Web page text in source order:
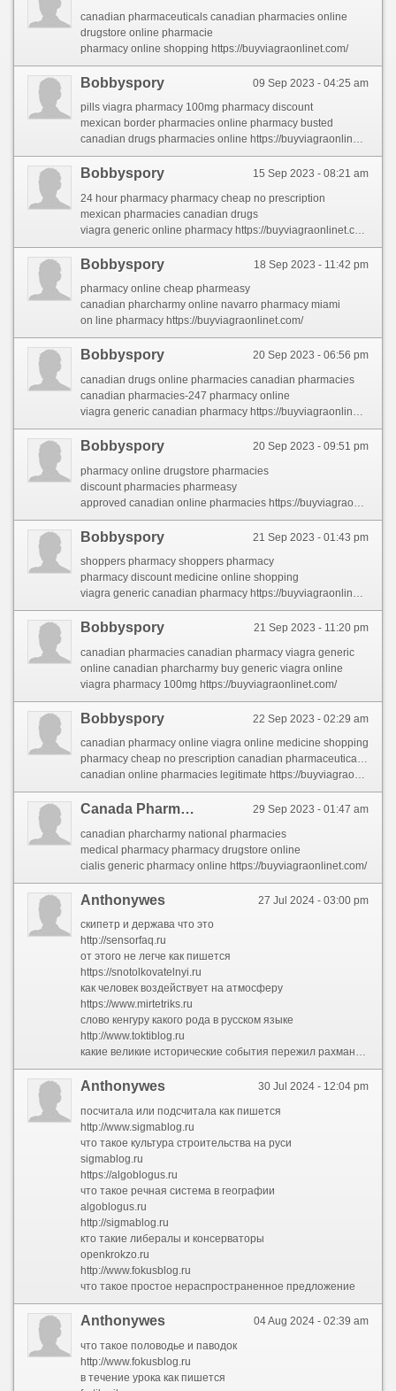
canadian pharmaceuticals canadian pharmacies online
drugstore online pharmacie
pharmacy online shopping https://buyviagraonlinet.com/
09 Sep 2023 - 04:25 am
Bobbyspory
pills viagra pharmacy 100mg pharmacy discount
mexican border pharmacies online pharmacy busted
canadian drugs pharmacies online https://buyviagraonlinet.com/
15 Sep 2023 - 08:21 am
Bobbyspory
24 hour pharmacy pharmacy cheap no prescription
mexican pharmacies canadian drugs
viagra generic online pharmacy https://buyviagraonlinet.com/
18 Sep 2023 - 11:42 pm
Bobbyspory
pharmacy online cheap pharmeasy
canadian pharcharmy online navarro pharmacy miami
on line pharmacy https://buyviagraonlinet.com/
20 Sep 2023 - 06:56 pm
Bobbyspory
canadian drugs online pharmacies canadian pharmacies
canadian pharmacies-247 pharmacy online
viagra generic canadian pharmacy https://buyviagraonlinet.com/
20 Sep 2023 - 09:51 pm
Bobbyspory
pharmacy online drugstore pharmacies
discount pharmacies pharmeasy
approved canadian online pharmacies https://buyviagraonlinet.com/
21 Sep 2023 - 01:43 pm
Bobbyspory
shoppers pharmacy shoppers pharmacy
pharmacy discount medicine online shopping
viagra generic canadian pharmacy https://buyviagraonlinet.com/
21 Sep 2023 - 11:20 pm
Bobbyspory
canadian pharmacies canadian pharmacy viagra generic
online canadian pharcharmy buy generic viagra online
viagra pharmacy 100mg https://buyviagraonlinet.com/
22 Sep 2023 - 02:29 am
Bobbyspory
canadian pharmacy online viagra online medicine shopping
pharmacy cheap no prescription canadian pharmaceuticals online
canadian online pharmacies legitimate https://buyviagraonlinet.com/
29 Sep 2023 - 01:47 am
Canada Pharmacies
canadian pharcharmy national pharmacies
medical pharmacy pharmacy drugstore online
cialis generic pharmacy online https://buyviagraonlinet.com/
27 Jul 2024 - 03:00 pm
Anthonywes
скипетр и держава что это
http://sensorfaq.ru
от этого не легче как пишется
https://snotolkovatelnyi.ru
как человек воздействует на атмосферу
https://www.mirtetriks.ru
слово кенгуру какого рода в русском языке
http://www.toktiblog.ru
какие великие исторические события пережил рахманинов
30 Jul 2024 - 12:04 pm
Anthonywes
посчитала или подсчитала как пишется
http://www.sigmablog.ru
что такое культура строительства на руси
sigmablog.ru
https://algoblogus.ru
что такое речная система в географии
algoblogus.ru
http://sigmablog.ru
кто такие либералы и консерваторы
openkrokzo.ru
http://www.fokusblog.ru
что такое простое нераспространенное предложение
04 Aug 2024 - 02:39 am
Anthonywes
что такое половодье и паводок
http://www.fokusblog.ru
в течение урока как пишется